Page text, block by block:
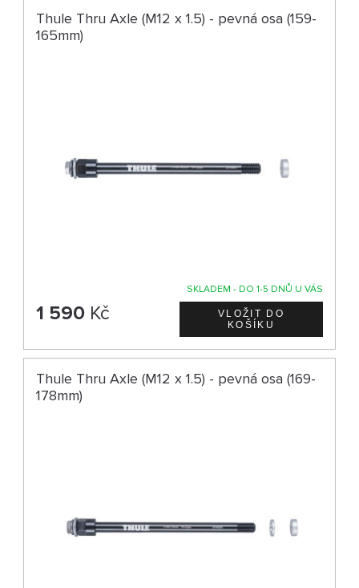
Thule Thru Axle (M12 x 1.5) - pevná osa (159-
165mm)
SKLADEM - DO 1-5 DNŮ U VÁS
1 590 Kč
Thule Thru Axle (M12 x 1.5) - pevná osa (169-
178mm)